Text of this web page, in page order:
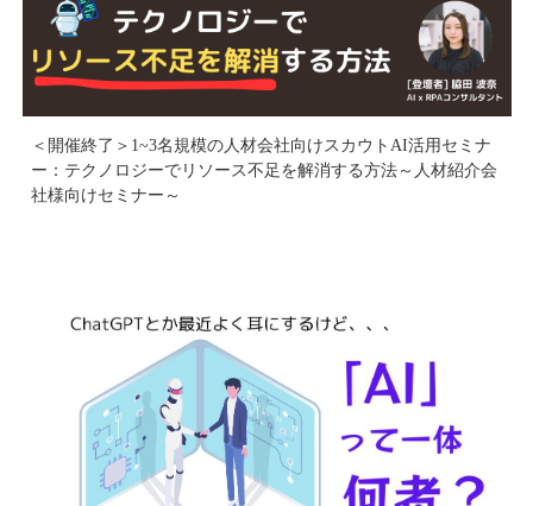
＜開催終了＞1~3名規模の人材会社向けスカウトAI活用セミナ
ー：テクノロジーでリソース不足を解消する方法～人材紹介会
社様向けセミナー～